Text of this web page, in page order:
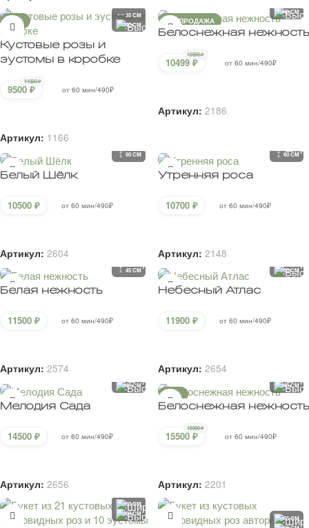
-14%
35 CM
40 CM
Кустовые розы и
эустомы в коробке
11000₽
9500 ₽ от 60 мин/490₽
Артикул: 1166
РАСПРОДАЖА
40 CM
Белоснежная нежность
10500₽
10499 ₽ от 60 мин/490₽
Артикул: 2186
60 CM
Белый Шёлк
10500 ₽ от 60 мин/490₽
Артикул: 2604
60 CM
Утренняя роса
10700 ₽ от 60 мин/490₽
Артикул: 2148
45 CM
Белая нежность
11500 ₽ от 60 мин/490₽
Артикул: 2574
60 CM
Небесный Атлас
11900 ₽ от 60 мин/490₽
Артикул: 2654
45 CM
Мелодия Сада
14500 ₽ от 60 мин/490₽
Артикул: 2656
-22%
45 CM
Белоснежная нежность
19900₽
15500 ₽ от 60 мин/490₽
Артикул: 2201
50 CM
60 CM
55 CM